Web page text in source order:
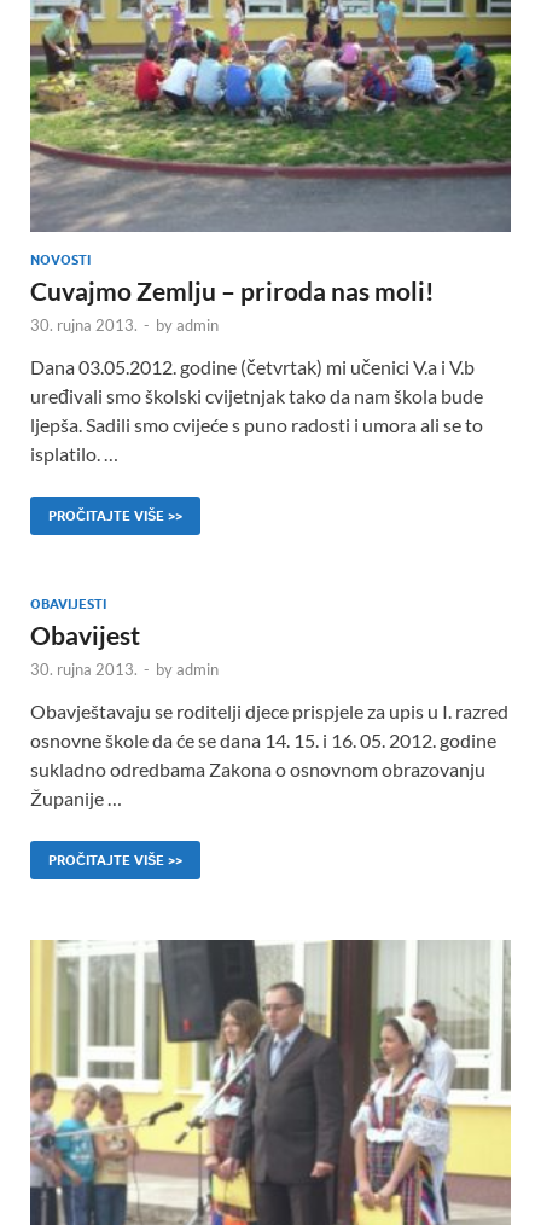
NOVOSTI
Cuvajmo Zemlju – priroda nas moli!
30. rujna 2013. - byadmin
Dana 03.05.2012. godine (četvrtak) mi učenici V.a i V.b
uređivali smo školski cvijetnjak tako da nam škola bude
ljepša. Sadili smo cvijeće s puno radosti i umora ali se to
isplatilo. …
PROČITAJTE VIŠE >>
OBAVIJESTI
Obavijest
30. rujna 2013. - byadmin
Obavještavaju se roditelji djece prispjele za upis u I. razred
osnovne škole da će se dana 14. 15. i 16. 05. 2012. godine
sukladno odredbama Zakona o osnovnom obrazovanju
Županije …
PROČITAJTE VIŠE >>